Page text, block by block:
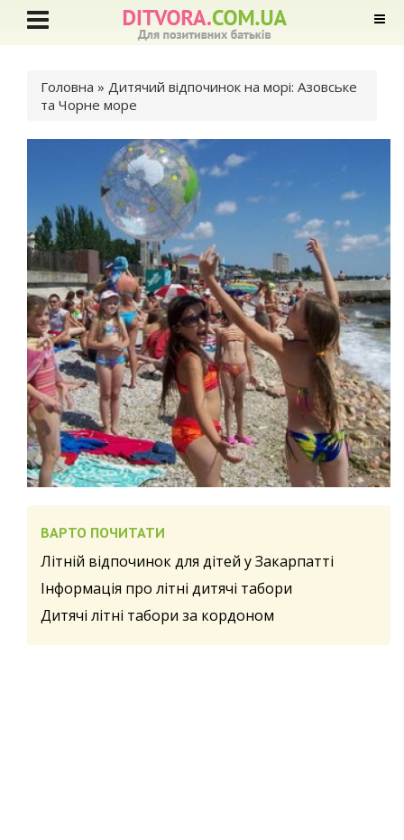
Ви є тут
Головна » Дитячий відпочинок на морі: Азовське
та Чорне море
ВАРТО ПОЧИТАТИ
Літній відпочинок для дітей у Закарпатті
Інформація про літні дитячі табори
Дитячі літні табори за кордоном